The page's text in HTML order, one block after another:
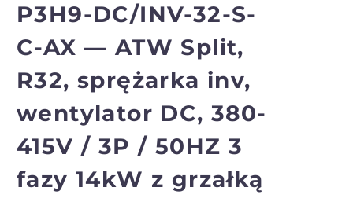
P3H9-DC/INV-32-S-
C-AX — ATW Split,
R32, sprężarka inv,
wentylator DC, 380-
415V / 3P / 50HZ 3
fazy 14kW z grzałką